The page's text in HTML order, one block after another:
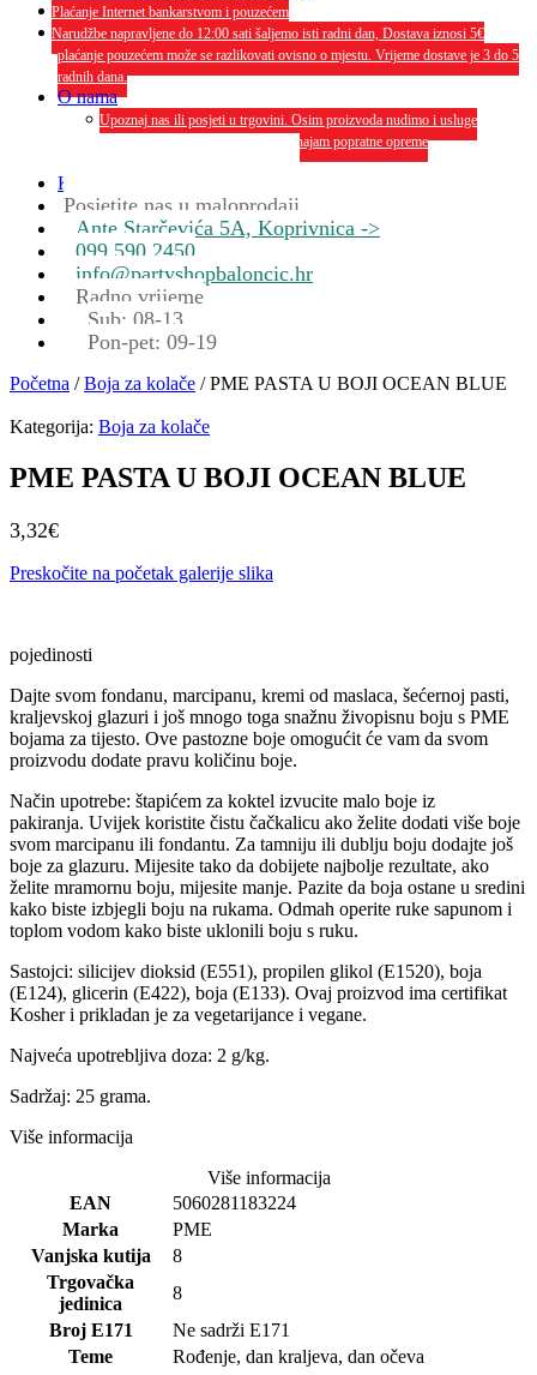
Plaćanje Internet bankarstvom i pouzećem
Narudžbe napravljene do 12:00 sati šaljemo isti radni dan, Dostava iznosi 5€
plaćanje pouzećem može se razlikovati ovisno o mjestu. Vrijeme dostave je 3 do 5
radnih dana.
O nama
Upoznaj nas ili posjeti u trgovini. Osim proizvoda nudimo i usluge
dekoriranja interijera i eksterija te najam popratne opreme
Kontakt
Posjetite nas u maloprodaji
Ante Starčevića 5A, Koprivnica ->
099 590 2450
info@partyshopbaloncic.hr
Radno vrijeme
Sub: 08-13
Pon-pet: 09-19
Početna /Boja za kolače / PME PASTA U BOJI OCEAN BLUE
Kategorija: Boja za kolače
PME PASTA U BOJI OCEAN BLUE
3,32€
Preskočite na početak galerije slika
pojedinosti
Dajte svom fondanu, marcipanu, kremi od maslaca, šećernoj pasti,
kraljevskoj glazuri i još mnogo toga snažnu živopisnu boju s PME
bojama za tijesto. Ove pastozne boje omogućit će vam da svom
proizvodu dodate pravu količinu boje.
Način upotrebe: štapićem za koktel izvucite malo boje iz
pakiranja. Uvijek koristite čistu čačkalicu ako želite dodati više boje
svom marcipanu ili fondantu. Za tamniju ili dublju boju dodajte još
boje za glazuru. Mijesite tako da dobijete najbolje rezultate, ako
želite mramornu boju, mijesite manje. Pazite da boja ostane u sredini
kako biste izbjegli boju na rukama. Odmah operite ruke sapunom i
toplom vodom kako biste uklonili boju s ruku.
Sastojci: silicijev dioksid (E551), propilen glikol (E1520), boja
(E124), glicerin (E422), boja (E133). Ovaj proizvod ima certifikat
Kosher i prikladan je za vegetarijance i vegane.
Najveća upotrebljiva doza: 2 g/kg.
Sadržaj: 25 grama.
Više informacija
Više informacija
EAN
5060281183224
Marka
PME
Vanjska kutija
8
Trgovačka
jedinica
8
Broj E171
Ne sadrži E171
Teme
Rođenje, dan kraljeva, dan očeva